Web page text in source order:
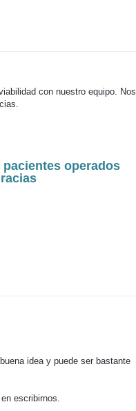
con nuestro equipo. Nos
operados
idea y puede ser bastante
escribirnos.